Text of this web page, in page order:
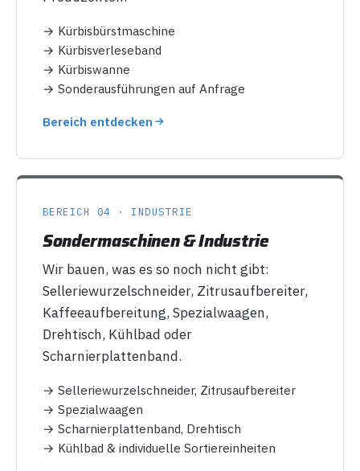
→ Kürbisbürstmaschine
→ Kürbisverleseband
→ Kürbiswanne
→ Sonderausführungen auf Anfrage
Bereich entdecken
BEREICH 04 · INDUSTRIE
Sondermaschinen & Industrie
Wir bauen, was es so noch nicht gibt:
Selleriewurzelschneider, Zitrusaufbereiter,
Kaffeeaufbereitung, Spezialwaagen,
Drehtisch, Kühlbad oder
Scharnierplattenband.
→ Selleriewurzelschneider, Zitrusaufbereiter
→ Spezialwaagen
→ Scharnierplattenband, Drehtisch
→ Kühlbad & individuelle Sortiereinheiten